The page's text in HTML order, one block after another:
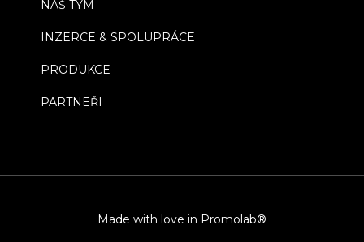
NÁŠ TÝM
INZERCE & SPOLUPRÁCE
PRODUKCE
PARTNEŘI
Made with love in Promolab®